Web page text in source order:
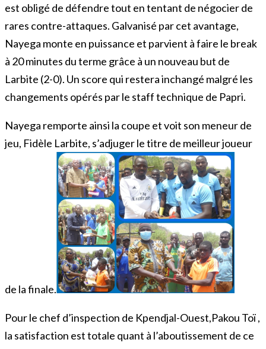
est obligé de défendre tout en tentant de négocier de
rares contre-attaques. Galvanisé par cet avantage,
Nayega monte en puissance et parvient à faire le break
à 20 minutes du terme grâce à un nouveau but de
Larbite (2-0). Un score qui restera inchangé malgré les
changements opérés par le staff technique de Papri.
Nayega remporte ainsi la coupe et voit son meneur de
jeu, Fidèle Larbite, s’adjuger le titre de meilleur joueur
de la finale.
Pour le chef d’inspection de Kpendjal-Ouest,Pakou Toï ,
la satisfaction est totale quant à l’aboutissement de ce